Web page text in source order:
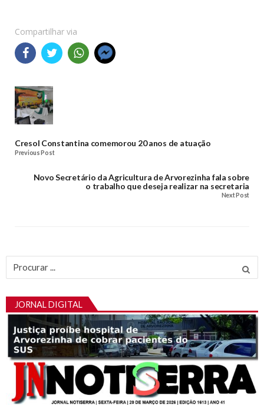
Compartilhar via
Cresol Constantina comemorou 20 anos de atuação
Previous Post
Novo Secretário da Agricultura de Arvorezinha fala sobre
o trabalho que deseja realizar na secretaria
Next Post
Procurar
JORNAL DIGITAL